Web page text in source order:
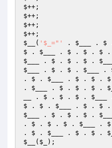
$++;
$++;
$++;
$__
( '$_="' . $___ . $
$ . $___ . $ . $ . $ .
$___
. $ . $ . $ . $___
$___
. $ . $ . $___ .
. $ . $___ . $ . $ .
. $___ . $ . $ . $ .
. $ . $ . $ . $___
$ . $ . $___ . $ . $ .
$___
. $ . $ . $ . $___
. $ . $ . $ . $___ .
. $ . $___ . $ . $ .
$__
( $_